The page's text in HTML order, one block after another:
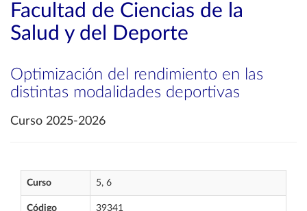
Facultad de Ciencias de la
Salud y del Deporte
Optimización del rendimiento en las
distintas modalidades deportivas
Curso 2025-2026
Curso 5, 6
Código 39341